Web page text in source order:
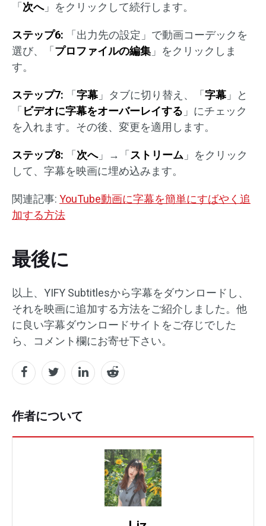
「 次へ」をクリックして続行します。
ステップ6: 「出力先の設定」で動画コーデックを
選び、「 プロファイルの編集 」をクリックしま
す。
ステップ7: 「 字幕」タブに切り替え、「 字幕」と
「 ビデオに字幕をオーバーレイする 」にチェック
を入れます。その後、変更を適用します。
ステップ8: 「 次へ」→「 ストリーム 」をクリック
して、字幕を映画に埋め込みます。
関連記事: YouTube動画に字幕を簡単にすばやく追
加する方法
最後に
以上、YIFY Subtitlesから字幕をダウンロードし、
それを映画に追加する方法をご紹介しました。他
に良い字幕ダウンロードサイトをご存じでした
ら、コメント欄にお寄せ下さい。
作者について